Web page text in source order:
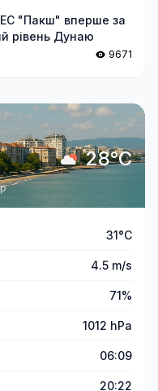
"Пакш" вперше за
рівень Дунаю
9671
28°C
31°C
4.5 m/s
71%
1012 hPa
06:09
20:22